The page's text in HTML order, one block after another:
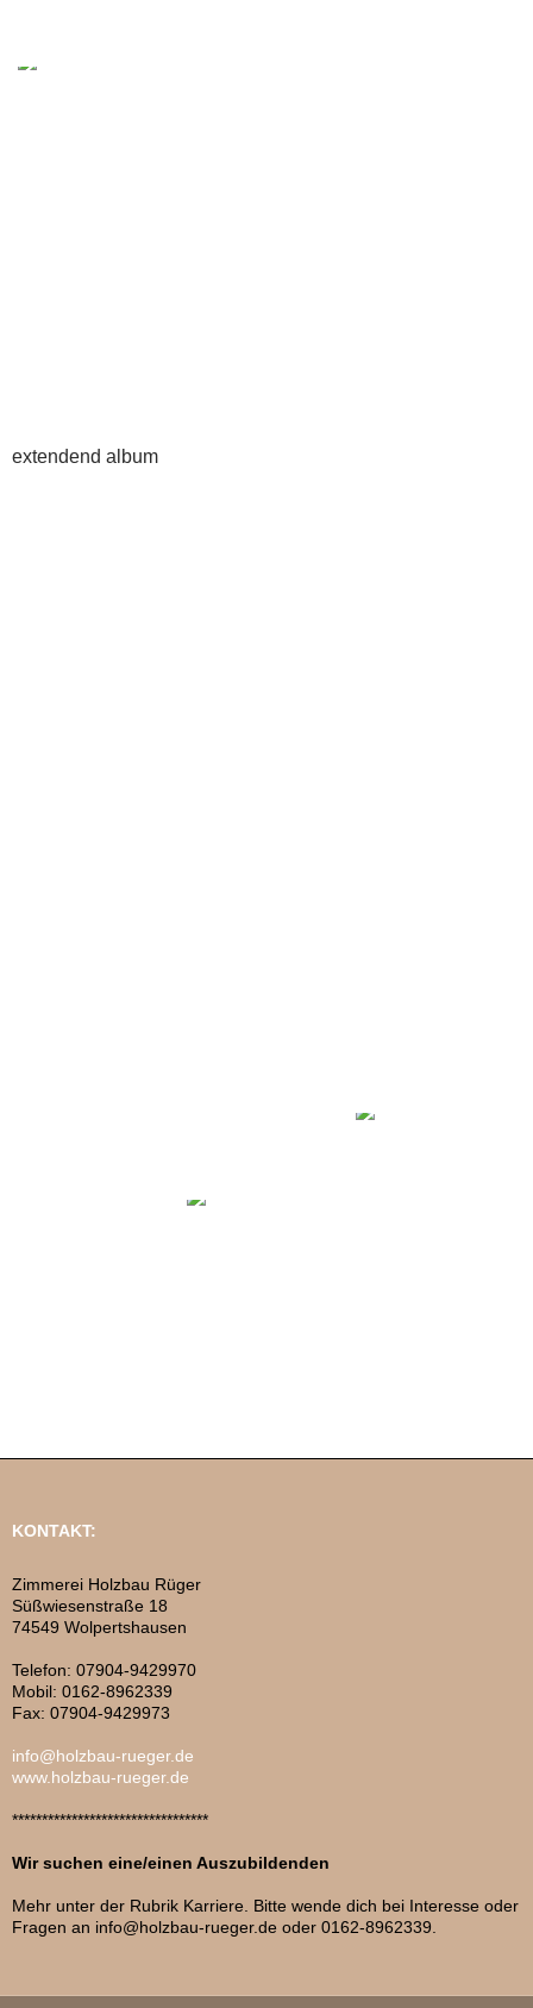
extendend album
KONTAKT:
Zimmerei Holzbau Rüger
Süßwiesenstraße 18
74549 Wolpertshausen
Telefon: 07904-9429970
Mobil: 0162-8962339
Fax: 07904-9429973
info@holzbau-rueger.de
www.holzbau-rueger.de
*********************************
Wir suchen eine/einen Auszubildenden
Mehr unter der Rubrik Karriere. Bitte wende dich bei Interesse oder
Fragen an info@holzbau-rueger.de oder 0162-8962339.